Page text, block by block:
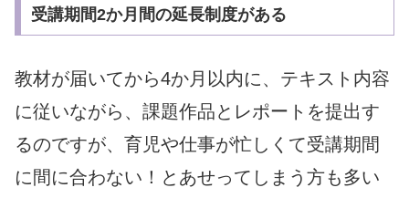
受講期間2か月間の延長制度がある
教材が届いてから4か月以内に、テキスト内容
に従いながら、課題作品とレポートを提出す
るのですが、育児や仕事が忙しくて受講期間
に間に合わない！とあせってしまう方も多い